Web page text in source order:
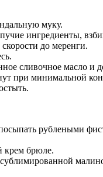
муку.
ингредиенты,
до меренги.
сливочное масло и
при минимальной
рублеными
крем брюле.